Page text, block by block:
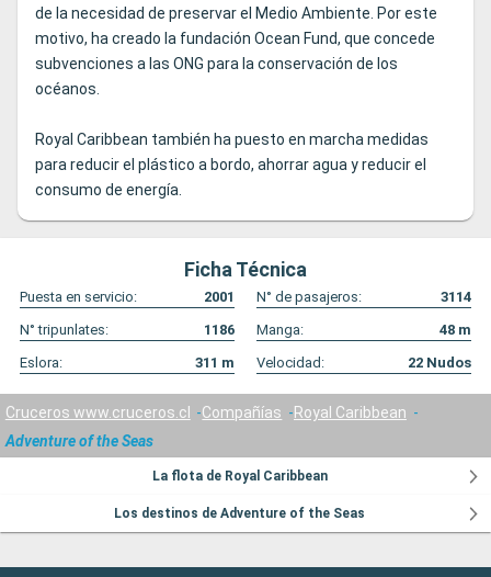
de la necesidad de preservar el Medio Ambiente. Por este
motivo, ha creado la fundación Ocean Fund, que concede
subvenciones a las ONG para la conservación de los
océanos.
Royal Caribbean también ha puesto en marcha medidas
para reducir el plástico a bordo, ahorrar agua y reducir el
consumo de energía.
Ficha Técnica
Puesta en servicio: 2001 N° de pasajeros:
3114
N° tripunlates:
1186 Manga: 48 m
Eslora:
311 m Velocidad: 22 Nudos
Cruceros www.cruceros.cl Compañías
Royal Caribbean
Adventure of the Seas
La flota de Royal Caribbean
Los destinos de Adventure of the Seas